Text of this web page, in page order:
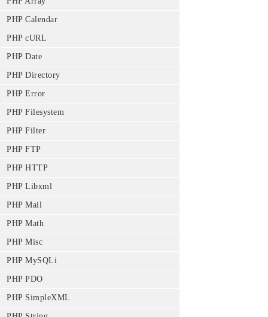
PHP Calendar
PHP cURL
PHP Date
PHP Directory
PHP Error
PHP Filesystem
PHP Filter
PHP FTP
PHP HTTP
PHP Libxml
PHP Mail
PHP Math
PHP Misc
PHP MySQLi
PHP PDO
PHP SimpleXML